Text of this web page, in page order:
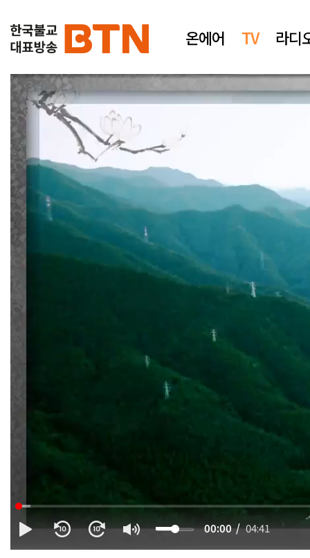
온에어 TV 라디
00:00 04:41